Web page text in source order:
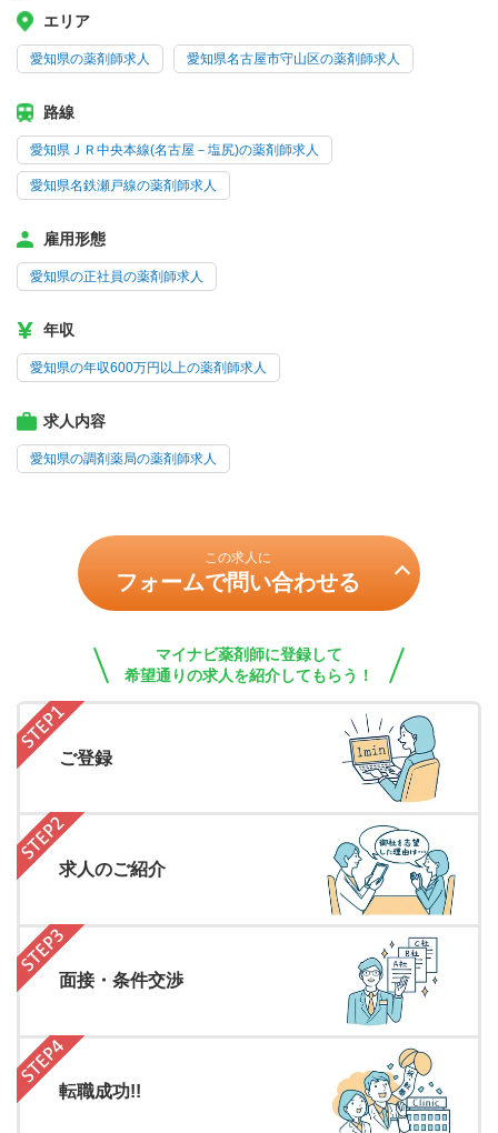
エリア
愛知県の薬剤師求人 愛知県名古屋市守山区の薬剤師求人
路線
愛知県ＪＲ中央本線(名古屋－塩尻)の薬剤師求人
愛知県名鉄瀬戸線の薬剤師求人
雇用形態
愛知県の正社員の薬剤師求人
年収
愛知県の年収600万円以上の薬剤師求人
求人内容
愛知県の調剤薬局の薬剤師求人
この求人に
フォームで問い合わせる
マイナビ薬剤師に登録して
希望通りの求人を紹介してもらう！
ご登録
求人のご紹介
面接・条件交渉
転職成功!!